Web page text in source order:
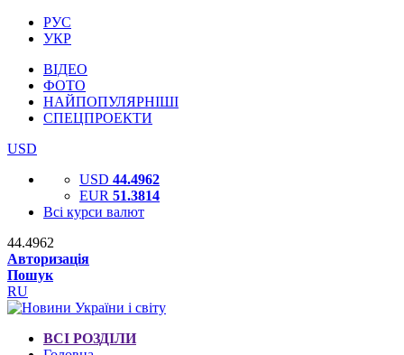
РУС
УКР
ВІДЕО
ФОТО
НАЙПОПУЛЯРНІШІ
СПЕЦПРОЕКТИ
USD
USD 44.4962
EUR 51.3814
Всі курси валют
44.4962
Авторизація
Пошук
RU
ВСІ РОЗДІЛИ